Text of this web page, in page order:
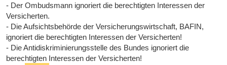
- Der Ombudsmann ignoriert die berechtigten Interessen der
Versicherten.
- Die Aufsichtsbehörde der Versicherungswirtschaft, BAFIN,
ignoriert die berechtigten Interessen der Versicherten!
- Die Antidiskriminierungsstelle des Bundes ignoriert die
berechtigten Interessen der Versicherten!